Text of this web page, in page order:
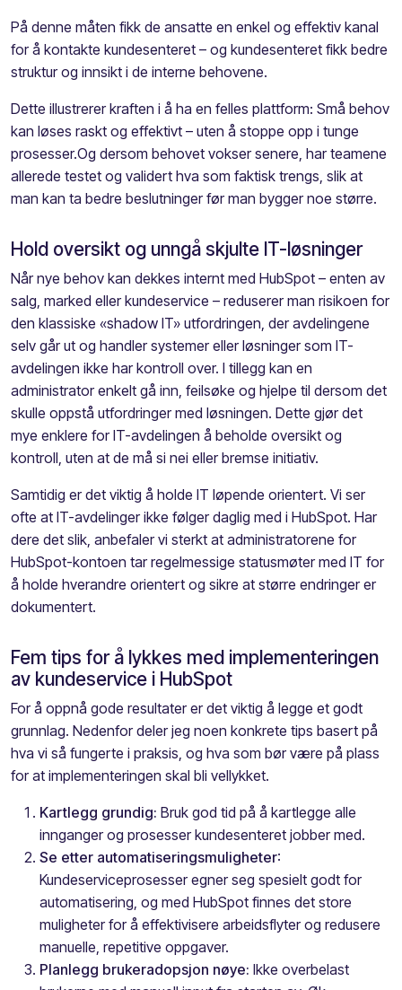
På denne måten fikk de ansatte en enkel og effektiv kanal
for å kontakte kundesenteret – og kundesenteret fikk bedre
struktur og innsikt i de interne behovene.
Dette illustrerer kraften i å ha en felles plattform: Små behov
kan løses raskt og effektivt – uten å stoppe opp i tunge
prosesser.Og dersom behovet vokser senere, har teamene
allerede testet og validert hva som faktisk trengs, slik at
man kan ta bedre beslutninger før man bygger noe større.
Hold oversikt og unngå skjulte IT-løsninger
Når nye behov kan dekkes internt med HubSpot – enten av
salg, marked eller kundeservice – reduserer man risikoen for
den klassiske «shadow IT» utfordringen, der avdelingene
selv går ut og handler systemer eller løsninger som IT-
avdelingen ikke har kontroll over. I tillegg kan en
administrator enkelt gå inn, feilsøke og hjelpe til dersom det
skulle oppstå utfordringer med løsningen. Dette gjør det
mye enklere for IT-avdelingen å beholde oversikt og
kontroll, uten at de må si nei eller bremse initiativ.
Samtidig er det viktig å holde IT løpende orientert. Vi ser
ofte at IT-avdelinger ikke følger daglig med i HubSpot. Har
dere det slik, anbefaler vi sterkt at administratorene for
HubSpot-kontoen tar regelmessige statusmøter med IT for
å holde hverandre orientert og sikre at større endringer er
dokumentert.
Fem tips for å lykkes med implementeringen
av kundeservice i HubSpot
For å oppnå gode resultater er det viktig å legge et godt
grunnlag. Nedenfor deler jeg noen konkrete tips basert på
hva vi så fungerte i praksis, og hva som bør være på plass
for at implementeringen skal bli vellykket.
Kartlegg grundig: Bruk god tid på å kartlegge alle
innganger og prosesser kundesenteret jobber med.
Se etter automatiseringsmuligheter:
Kundeserviceprosesser egner seg spesielt godt for
automatisering, og med HubSpot finnes det store
muligheter for å effektivisere arbeidsflyter og redusere
manuelle, repetitive oppgaver.
Planlegg brukeradopsjon nøye: Ikke overbelast